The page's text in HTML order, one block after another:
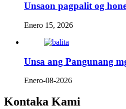
Unsaon pagpalit og
Enero 15, 2026
Unsa ang Pangunang
Enero-08-2026
Kontaka Kami